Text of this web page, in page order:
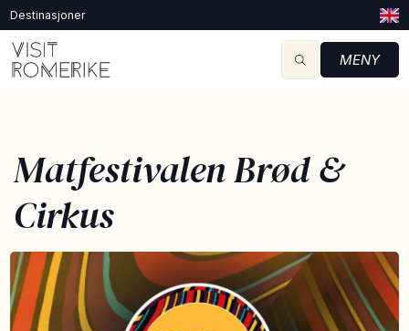
Destinasjoner
MENY
Matfestivalen Brød &
Cirkus